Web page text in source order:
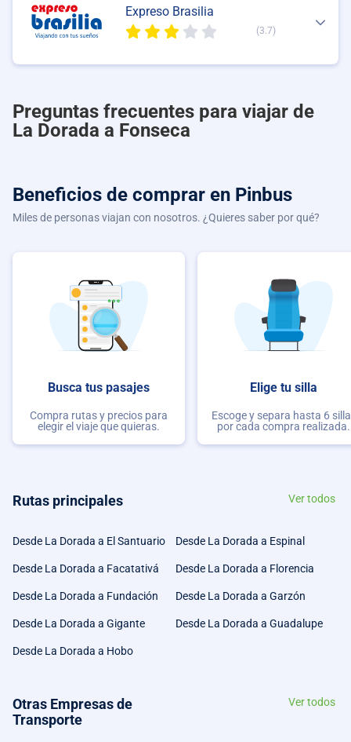
Expreso Brasilia
(3.7)
Preguntas frecuentes para viajar de
La Dorada a Fonseca
Beneficios de comprar en Pinbus
Miles de personas viajan con nosotros. ¿Quieres saber por qué?
Busca tus pasajes
Compra rutas y precios para
elegir el viaje que quieras.
Elige tu silla
Escoge y separa hasta 6
por cada compra realizada.
Rutas principales Ver todos
Desde La Dorada a El Santuario Desde La Dorada a Espinal
Desde La Dorada a Facatativá Desde La Dorada a Florencia
Desde La Dorada a Fundación Desde La Dorada a Garzón
Desde La Dorada a Gigante Desde La Dorada a Guadalupe
Desde La Dorada a Hobo
Otras Empresas de
Transporte
Ver todos